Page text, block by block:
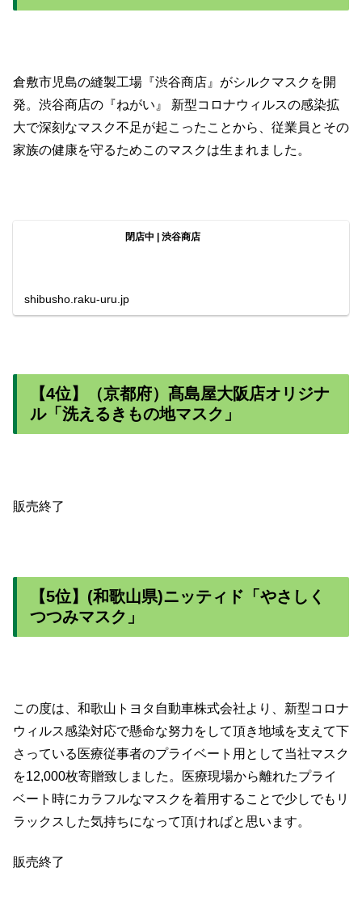
倉敷市児島の縫製工場『渋谷商店』がシルクマスクを開
発。渋谷商店の『ねがい』 新型コロナウィルスの感染拡
大で深刻なマスク不足が起こったことから、従業員とその
家族の健康を守るためこのマスクは生まれました。
閉店中 | 渋谷商店
shibusho.raku-uru.jp
【4位】（京都府）髙島屋大阪店オリジナ
ル「洗えるきもの地マスク」
販売終了
【5位】(和歌山県)ニッティド「やさしく
つつみマスク」
この度は、和歌山トヨタ自動車株式会社より、新型コロナ
ウィルス感染対応で懸命な努力をして頂き地域を支えて下
さっている医療従事者のプライベート用として当社マスク
を12,000枚寄贈致しました。医療現場から離れたプライ
ベート時にカラフルなマスクを着用することで少しでもリ
ラックスした気持ちになって頂ければと思います。
販売終了